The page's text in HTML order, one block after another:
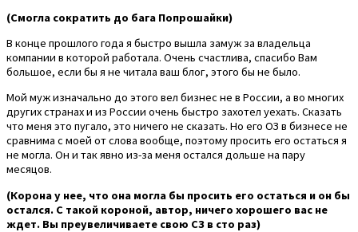
(Смогла сократить до бага Попрошайки)
В конце прошлого года я быстро вышла замуж за владельца
компании в которой работала. Очень счастлива, спасибо Вам
большое, если бы я не читала ваш блог, этого бы не было.
Мой муж изначально до этого вел бизнес не в России, а во многих
других странах и из России очень быстро захотел уехать. Сказать
что меня это пугало, это ничего не сказать. Но его ОЗ в бизнесе не
сравнима с моей от слова вообще, поэтому просить его остаться я
не могла. Он и так явно из-за меня остался дольше на пару
месяцов.
(Корона у нее, что она могла бы просить его остаться и он бы
остался. С такой короной, автор, ничего хорошего вас не
ждет. Вы преувеличиваете свою СЗ в сто раз)